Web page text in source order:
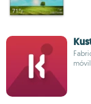
móvil